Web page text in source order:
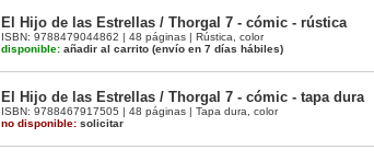
El Hijo de las Estrellas / Thorgal 7 - cómic - rústica
ISBN: 9788479044862 | 48 páginas | Rústica, color
disponible: añadir al carrito (envío en 7 días hábiles)
El Hijo de las Estrellas / Thorgal 7 - cómic - tapa dura
ISBN: 9788467917505 | 48 páginas | Tapa dura, color
no disponible: solicitar